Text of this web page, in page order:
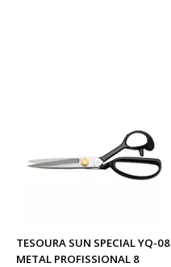
TESOURA SUN SPECIAL YQ-08
METAL PROFISSIONAL 8